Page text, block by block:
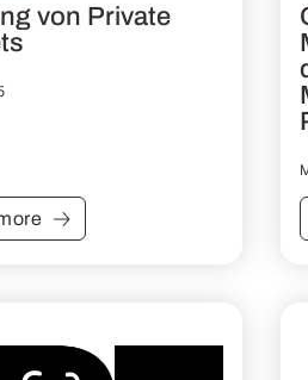
von Private